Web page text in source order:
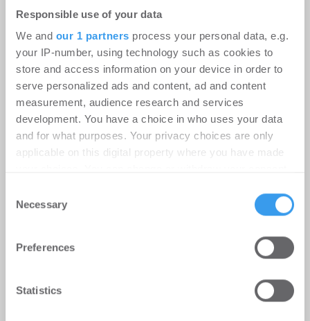
Responsible use of your data
We and our 1 partners process your personal data, e.g.
your IP-number, using technology such as cookies to
store and access information on your device in order to
serve personalized ads and content, ad and content
measurement, audience research and services
development. You have a choice in who uses your data
and for what purposes. Your privacy choices are only
applicable on this digital property where you have made
the Privacy trigger icon.
Find out more about how your personal data is processed
and set your preferences in the
We use cookies to personalise content and ads, to
provide social media features and to analyse our traffic.
Selection
Necessary
Preferences
Statistics
registriert, erstellen Sie sich jetzt Ihren
Ampega Asset Management gewinnt
ODDO BHF SE für den SKYPER